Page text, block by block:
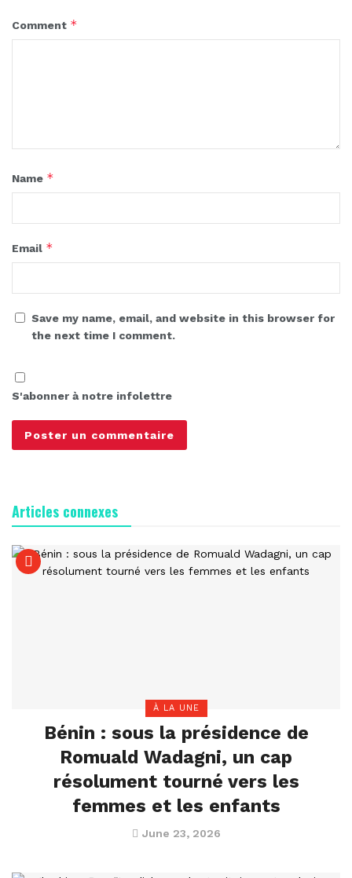
Comment *
Name *
Email *
Save my name, email, and website in this browser for
the next time I comment.
S'abonner à notre infolettre
Articles connexes
À LA UNE
Bénin : sous la présidence de
Romuald Wadagni, un cap
résolument tourné vers les
femmes et les enfants
June 23, 2026